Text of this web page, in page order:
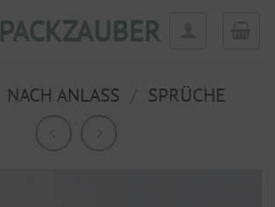
PACKZAUBER
NACH ANLASS SPRÜCHE